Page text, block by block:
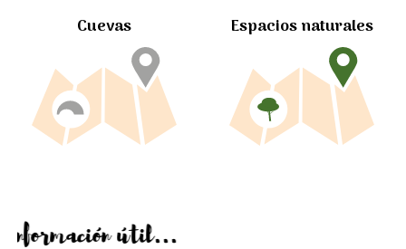
Cuevas Espacios naturales
Información útil...